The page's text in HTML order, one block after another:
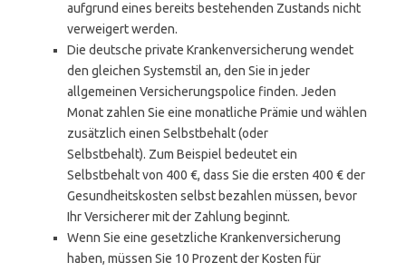
aufgrund eines bereits bestehenden Zustands nicht
verweigert werden.
Die deutsche private Krankenversicherung wendet
den gleichen Systemstil an, den Sie in jeder
allgemeinen Versicherungspolice finden. Jeden
Monat zahlen Sie eine monatliche Prämie und wählen
zusätzlich einen Selbstbehalt (oder
Selbstbehalt). Zum Beispiel bedeutet ein
Selbstbehalt von 400 €, dass Sie die ersten 400 € der
Gesundheitskosten selbst bezahlen müssen, bevor
Ihr Versicherer mit der Zahlung beginnt.
Wenn Sie eine gesetzliche Krankenversicherung
haben, müssen Sie 10 Prozent der Kosten für